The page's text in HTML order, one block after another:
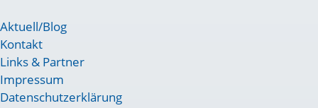
Aktuell/Blog
Kontakt
Links & Partner
Impressum
Datenschutzerklärung